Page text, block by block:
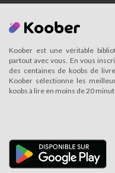
Koober est une véritable
partout avec vous. En vous
des centaines de koobs de
Koober sélectionne les
koobs à lire en moins de 20